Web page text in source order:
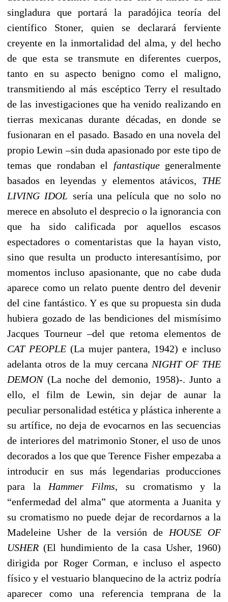
singladura que portará la paradójica teoría del
científico Stoner, quien se declarará ferviente
creyente en la inmortalidad del alma, y del hecho
de que esta se transmute en diferentes cuerpos,
tanto en su aspecto benigno como el maligno,
transmitiendo al más escéptico Terry el resultado
de las investigaciones que ha venido realizando en
tierras mexicanas durante décadas, en donde se
fusionaran en el pasado. Basado en una novela del
propio Lewin –sin duda apasionado por este tipo de
temas que rondaban el fantastiquegeneralmente
basados en leyendas y elementos atávicos, THE
LIVING IDOL sería una película que no solo no
merece en absoluto el desprecio o la ignorancia con
que ha sido calificada por aquellos escasos
espectadores o comentaristas que la hayan visto,
sino que resulta un producto interesantísimo, por
momentos incluso apasionante, que no cabe duda
aparece como un relato puente dentro del devenir
del cine fantástico. Y es que su propuesta sin duda
hubiera gozado de las bendiciones del mismísimo
Jacques Tourneur –del que retoma elementos de
CAT PEOPLE (La mujer pantera, 1942) e incluso
adelanta otros de la muy cercana NIGHT OF THE
DEMON (La noche del demonio, 1958)-. Junto a
ello, el film de Lewin, sin dejar de aunar la
peculiar personalidad estética y plástica inherente a
su artífice, no deja de evocarnos en las secuencias
de interiores del matrimonio Stoner, el uso de unos
decorados a los que que Terence Fisher empezaba a
introducir en sus más legendarias producciones
para la Hammer Films, su cromatismo y la
“enfermedad del alma” que atormenta a Juanita y
su cromatismo no puede dejar de recordarnos a la
Madeleine Usher de la versión de HOUSE OF
USHER (El hundimiento de la casa Usher, 1960)
dirigida por Roger Corman, e incluso el aspecto
físico y el vestuario blanquecino de la actriz podría
aparecer como una referencia temprana de la